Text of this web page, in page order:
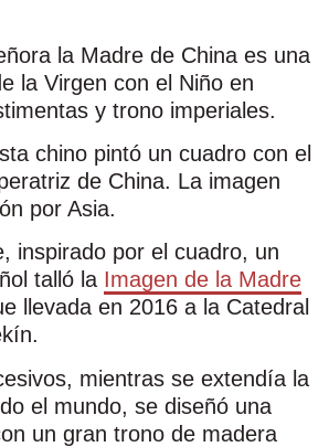
la Madre de China es una
la Virgen con el Niño en
y trono imperiales.
chino pintó un cuadro con el
de China. La imagen
por Asia.
inspirado por el cuadro, un
talló la Imagen de la Madre
llevada en 2016 a la Catedral
mientras se extendía la
el mundo, se diseñó una
un gran trono de madera